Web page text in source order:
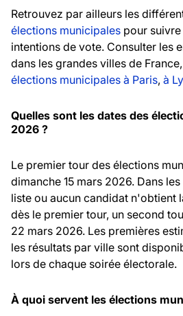
Retrouvez par ailleurs les
élections municipales pour
intentions de vote. Consulter les
dans les grandes villes de
élections municipales à Paris, à
Quelles sont les dates des
2026 ?
Le premier tour des élections
dimanche 15 mars 2026. Dans
liste ou aucun candidat n'obtient
dès le premier tour, un second
22 mars 2026. Les premières
les résultats par ville sont
lors de chaque soirée électorale.
À quoi servent les élections